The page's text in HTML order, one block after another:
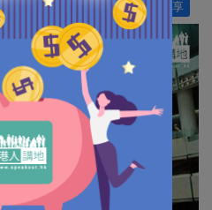
分享
944